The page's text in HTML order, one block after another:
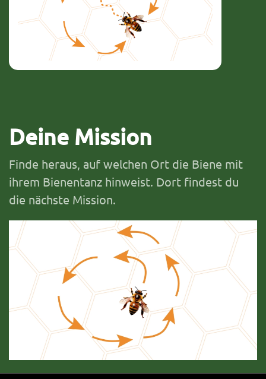
Deine Mission
Finde heraus, auf welchen Ort die Biene mit
ihrem Bienentanz hinweist. Dort findest du
die nächste Mission.